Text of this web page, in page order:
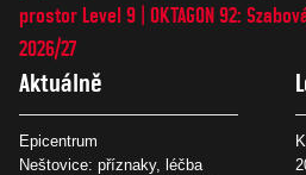
prostor Level 9 OKTAGON 92:
2026/27
Aktuálně
Epicentrum
Neštovice: příznaky, léčba